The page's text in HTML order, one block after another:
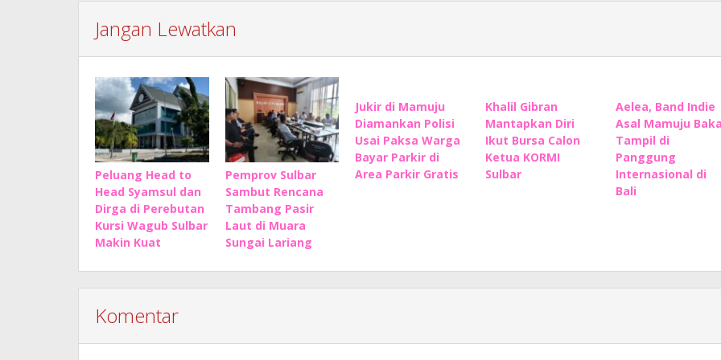
Jangan Lewatkan
Peluang Head to
Head Syamsul dan
Dirga di Perebutan
Kursi Wagub Sulbar
Makin Kuat
Pemprov Sulbar
Sambut Rencana
Tambang Pasir
Laut di Muara
Sungai Lariang
Jukir di Mamuju
Diamankan Polisi
Usai Paksa Warga
Bayar Parkir di
Area Parkir Gratis
Khalil Gibran
Mantapkan Diri
Ikut Bursa Calon
Ketua KORMI
Sulbar
Aelea, Band Indie
Asal Mamuju
Tampil di
Panggung
Internasional di
Bali
Komentar